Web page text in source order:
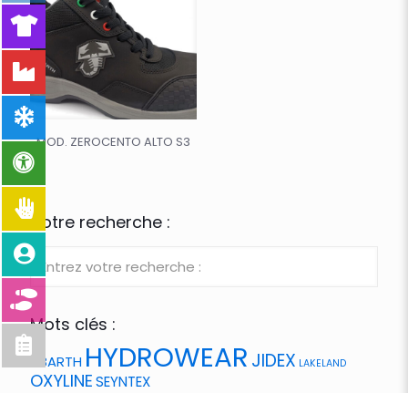
MOD. ZEROCENTO ALTO S3
Votre recherche :
Mots clés :
ABARTH HYDROWEAR JIDEX LAKELAND
OXYLINESEYNTEX